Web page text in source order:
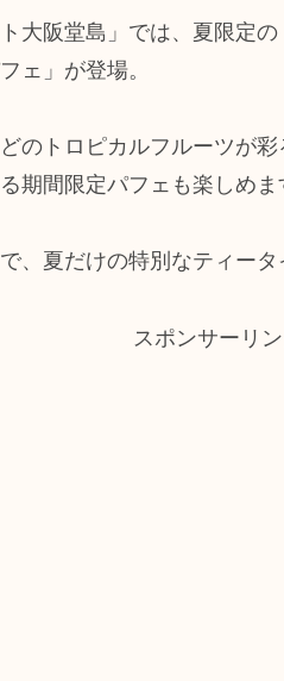
大阪堂島」では、夏限定
ェ」が登場。
のトロピカルフルーツが
期間限定パフェも楽しめま
、夏だけの特別なティータ
スポンサーリ